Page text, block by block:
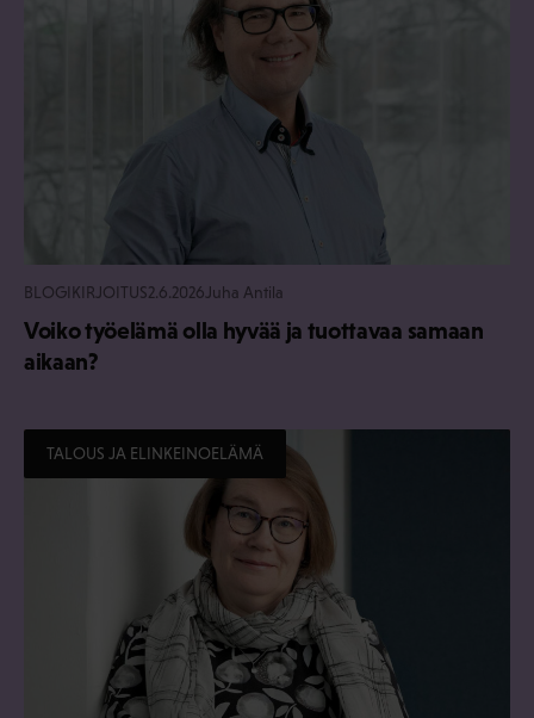
BLOGIKIRJOITUS2.6.2026 Juha Antila
Voiko työelämä olla hyvää ja tuottavaa samaan
aikaan?
TALOUS JA ELINKEINOELÄMÄ